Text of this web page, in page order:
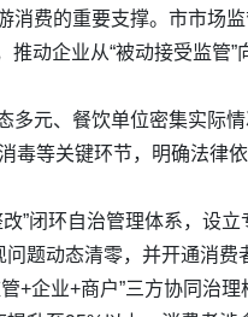
费的重要支撑。市市场
动企业从“被动接受监管
元、餐饮单位密集实际
等关键环节，明确法律
”闭环自治管理体系，设
题动态清零，并开通消费
+企业+商户”三方协同治理